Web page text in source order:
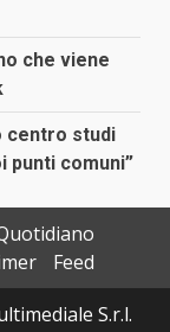
che viene
centro studi
punti comuni”
Feed
S.r.l.